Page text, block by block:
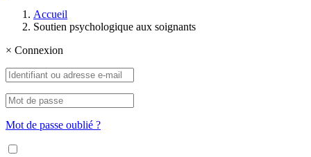
Accueil
Soutien psychologique aux soignants
× Connexion
Mot de passe oublié ?